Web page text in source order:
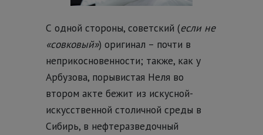
С одной стороны, советский (если не
«совковый») оригинал – почти в
неприкосновенности; также, как у
Арбузова, порывистая Неля во
втором акте бежит из искусной-
искусственной столичной среды в
Сибирь, в нефтеразведочный